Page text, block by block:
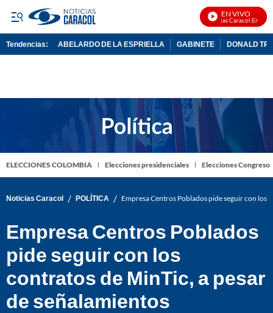
EN VIVO
Noticias Caracol En Vivo
Tendencias: ABELARDO DE LA ESPRIELLA GABINETE DONALD
ELECCIONES COLOMBIA Elecciones presidenciales Elecciones Congreso
Noticias Caracol / POLÍTICA / Empresa Centros Poblados pide seguir con los
Empresa Centros Poblados
pide seguir con los
contratos de MinTic, a pesar
de señalamientos